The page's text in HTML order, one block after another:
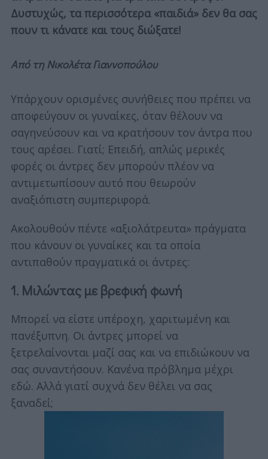
Δυστυχώς, τα περισσότερα «παιδιά» δεν θα σας
πουν τι κάνατε και τους διώξατε!
Από τη Νικολέτα Γιαννοπούλου
Υπάρχουν ορισμένες συνήθειες που πρέπει να
αποφεύγουν οι γυναίκες, όταν θέλουν να
σαγηνεύσουν και να κρατήσουν τον άντρα που
τους αρέσει. Γιατί; Επειδή, απλώς μερικές
φορές οι άντρες δεν μπορούν πλέον να
αντιμετωπίσουν αυτό που θεωρούν
αναξιόπιστη συμπεριφορά.
Ακολουθούν πέντε «αξιολάτρευτα» πράγματα
που κάνουν οι γυναίκες και τα οποία
αντιπαθούν πραγματικά οι άντρες:
1. Μιλώντας με βρεφική φωνή
Μπορεί να είστε υπέροχη, χαριτωμένη και
πανέξυπνη. Οι άντρες μπορεί να
ξετρελαίνονται μαζί σας και να επιδιώκουν να
σας συναντήσουν. Κανένα πρόβλημα μέχρι
εδώ. Αλλά γιατί συχνά δεν θέλει να σας
ξαναδεί;